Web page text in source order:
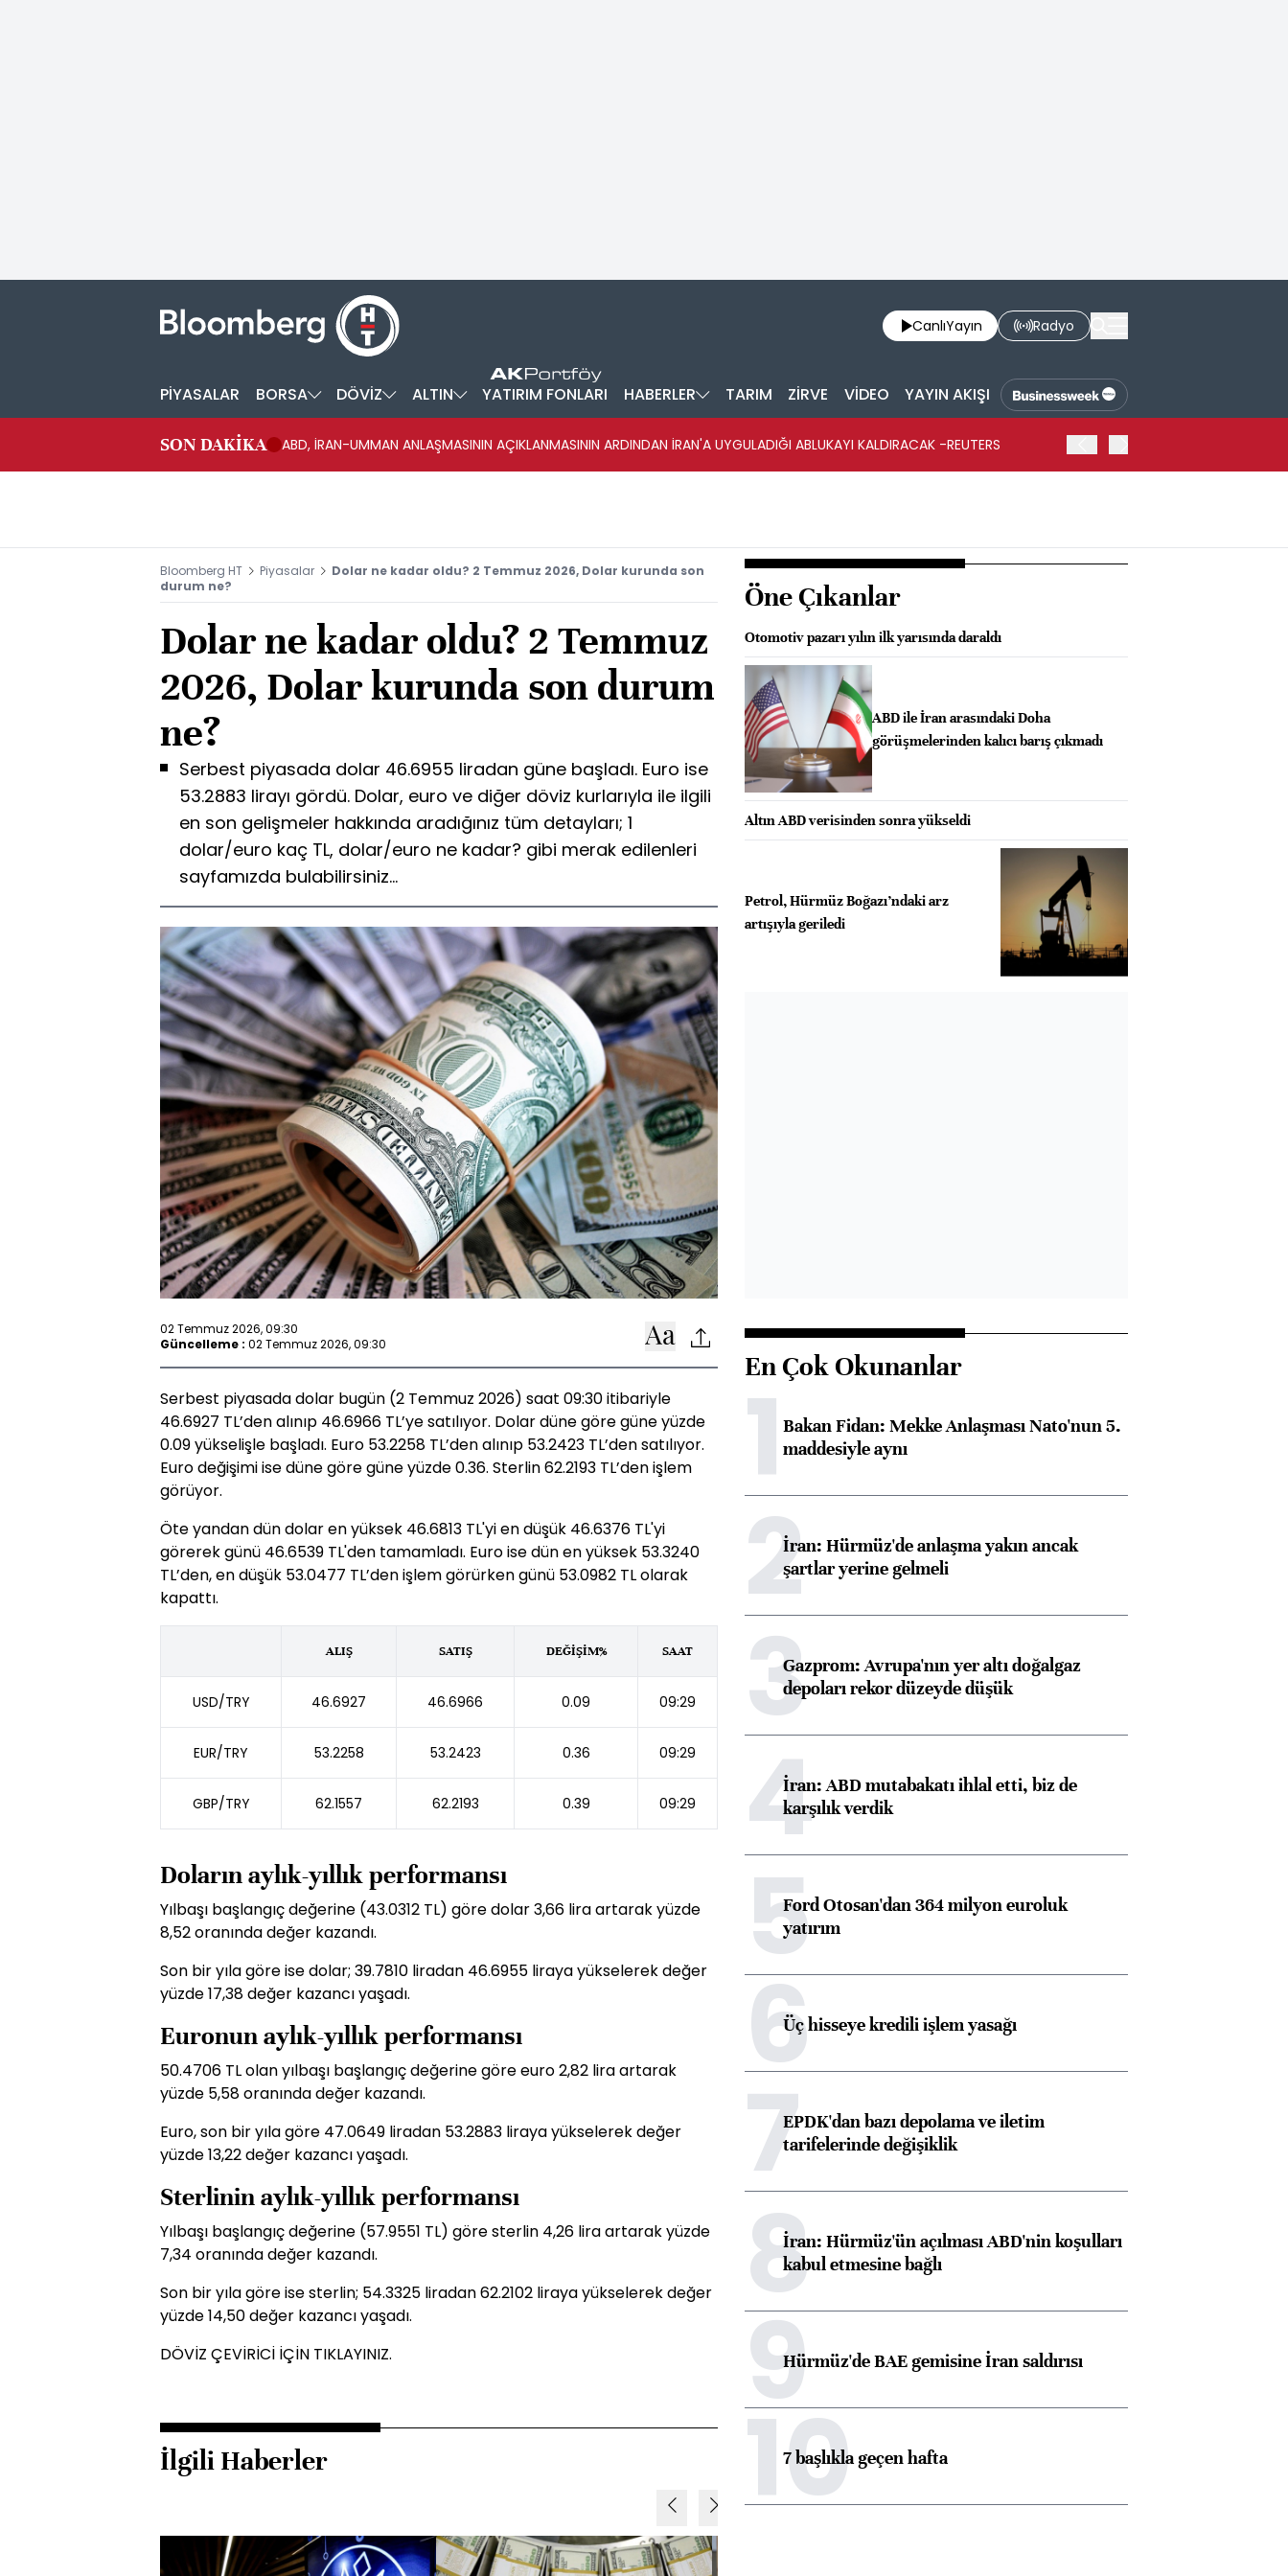
CanlıYayın Radyo
PİYASALAR BORSA DÖVİZ ALTIN YATIRIM FONLARI HABERLER TARIM ZİRVE VİDEO YAYIN AKIŞI
SON DAKİKA ABD, İRAN-UMMAN ANLAŞMASININ AÇIKLANMASININ ARDINDAN İRAN'A UYGULADIĞI ABLUKAYI KALDIRACAK -REUTERS
Bloomberg HT Piyasalar
Dolar ne kadar oldu? 2 Temmuz 2026, Dolar kurunda son
durum ne?
Dolar ne kadar oldu? 2 Temmuz
2026, Dolar kurunda son durum
ne?
Serbest piyasada dolar 46.6955 liradan güne başladı. Euro ise
53.2883 lirayı gördü. Dolar, euro ve diğer döviz kurlarıyla ile ilgili
en son gelişmeler hakkında aradığınız tüm detayları; 1
dolar/euro kaç TL, dolar/euro ne kadar? gibi merak edilenleri
sayfamızda bulabilirsiniz...
02 Temmuz 2026, 09:30
Güncelleme : 02 Temmuz 2026, 09:30
Serbest piyasada dolar bugün (2 Temmuz 2026) saat 09:30 itibariyle
46.6927 TL’den alınıp 46.6966 TL’ye satılıyor. Dolar düne göre güne yüzde
0.09 yükselişle başladı. Euro 53.2258 TL’den alınıp 53.2423 TL’den satılıyor.
Euro değişimi ise düne göre güne yüzde 0.36. Sterlin 62.2193 TL’den işlem
görüyor.
Öte yandan dün dolar en yüksek 46.6813 TL'yi en düşük 46.6376 TL'yi
görerek günü 46.6539 TL'den tamamladı. Euro ise dün en yüksek 53.3240
TL’den, en düşük 53.0477 TL’den işlem görürken günü 53.0982 TL olarak
kapattı.
ALIŞ SATIŞ DEĞİŞİM% SAAT
USD/TRY 46.6927 46.6966 0.09 09:29
EUR/TRY 53.2258 53.2423 0.36 09:29
GBP/TRY 62.1557 62.2193 0.39 09:29
Doların aylık-yıllık performansı
Yılbaşı başlangıç değerine (43.0312 TL) göre dolar 3,66 lira artarak yüzde
8,52 oranında değer kazandı.
Son bir yıla göre ise dolar; 39.7810 liradan 46.6955 liraya yükselerek değer
yüzde 17,38 değer kazancı yaşadı.
Euronun aylık-yıllık performansı
50.4706 TL olan yılbaşı başlangıç değerine göre euro 2,82 lira artarak
yüzde 5,58 oranında değer kazandı.
Euro, son bir yıla göre 47.0649 liradan 53.2883 liraya yükselerek değer
yüzde 13,22 değer kazancı yaşadı.
Sterlinin aylık-yıllık performansı
Yılbaşı başlangıç değerine (57.9551 TL) göre sterlin 4,26 lira artarak yüzde
7,34 oranında değer kazandı.
Son bir yıla göre ise sterlin; 54.3325 liradan 62.2102 liraya yükselerek değer
yüzde 14,50 değer kazancı yaşadı.
DÖVİZ ÇEVİRİCİ İÇİN TIKLAYINIZ.
İlgili Haberler
Öne Çıkanlar
Otomotiv pazarı yılın ilk yarısında daraldı
ABD ile İran arasındaki Doha
görüşmelerinden kalıcı barış çıkmadı
Altın ABD verisinden sonra yükseldi
Petrol, Hürmüz Boğazı’ndaki arz
artışıyla geriledi
En Çok Okunanlar
1Bakan Fidan: Mekke Anlaşması Nato'nun 5.
maddesiyle aynı
2İran: Hürmüz'de anlaşma yakın ancak
şartlar yerine gelmeli
3Gazprom: Avrupa'nın yer altı doğalgaz
depoları rekor düzeyde düşük
4İran: ABD mutabakatı ihlal etti, biz de
karşılık verdik
5Ford Otosan'dan 364 milyon euroluk
yatırım
6Üç hisseye kredili işlem yasağı
7EPDK'dan bazı depolama ve iletim
tarifelerinde değişiklik
8İran: Hürmüz'ün açılması ABD'nin koşulları
kabul etmesine bağlı
9Hürmüz'de BAE gemisine İran saldırısı
10
7 başlıkla geçen hafta